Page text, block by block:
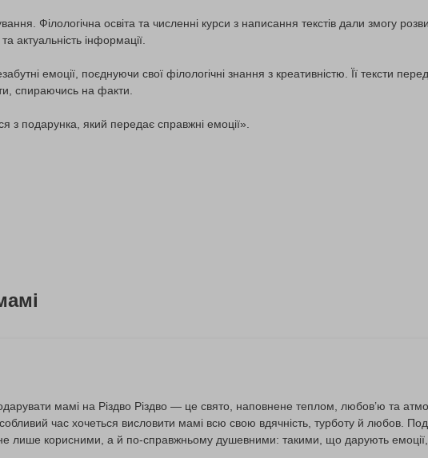
Філологічна освіта та численні курси з написання текстів дали змогу
актуальність інформації.
емоції, поєднуючи свої філологічні знання з креативністю. Її тексти
спираючись на факти.
з подарунка, який передає справжні емоції».
мамі на Різдво Різдво — це свято, наповнене теплом, любов’ю та
час хочеться висловити мамі всю свою вдячність, турботу й любов.
лише корисними, а й по-справжньому душевними: такими, що дарують емоції,